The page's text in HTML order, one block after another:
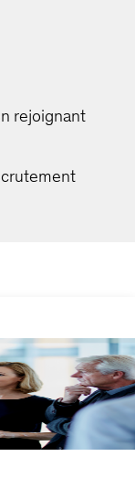
rejoignant